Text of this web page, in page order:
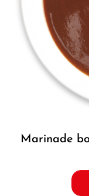
marinade